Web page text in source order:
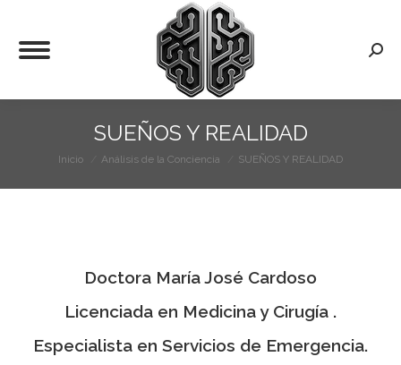
SUEÑOS Y REALIDAD
Estás aquí:
Inicio Análisis de la Conciencia SUEÑOS Y REALIDAD
Doctora María José Cardoso
Licenciada en Medicina y Cirugía .
Especialista en Servicios de Emergencia.